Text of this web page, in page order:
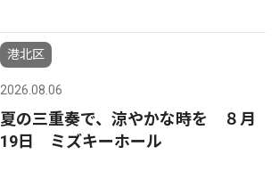
港北区
2026.08.06
夏の三重奏で、涼やかな時を ８月
19日 ミズキーホール